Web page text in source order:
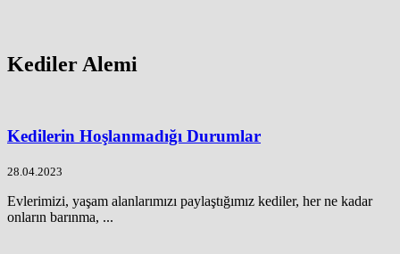
Kediler Alemi
Kedilerin Hoşlanmadığı Durumlar
28.04.2023
Evlerimizi, yaşam alanlarımızı paylaştığımız kediler, her ne kadar
onların barınma, ...